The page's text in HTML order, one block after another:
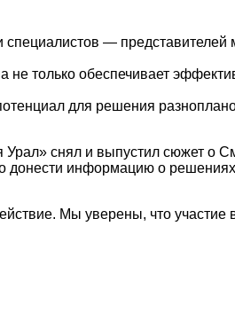
— представителей
только обеспечивает
для решения
снял и выпустил сюжет о
донести информацию о
Мы уверены, что участие